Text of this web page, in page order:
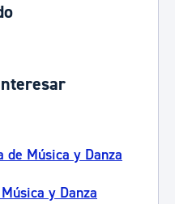
de Música y Danza
y Danza